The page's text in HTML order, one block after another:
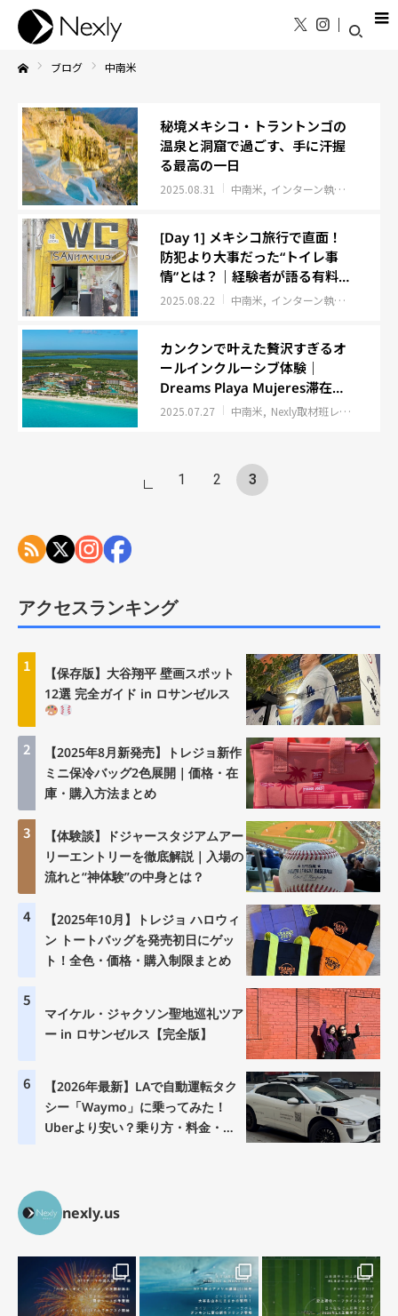
ブログ 中南米
秘境メキシコ・トラントンゴの
温泉と洞窟で過ごす、手に汗握
る最高の一日
2025.08.31 中南米 インターン執筆記事
[Day 1] メキシコ旅行で直面！
防犯より大事だった“トイレ事
情”とは？｜経験者が語る有料・
紙なしの実態
2025.08.22 中南米 インターン執筆記事
カンクンで叶えた贅沢すぎるオ
ールインクルーシブ体験｜
Dreams Playa Mujeres滞在レ
ポ（更新：2025年8月25日）
2025.07.27 中南米 Nexly取材班レポート
1 2 3
アクセスランキング
1
【保存版】大谷翔平 壁画スポット
12選 完全ガイド in ロサンゼルス
2
【2025年8月新発売】トレジョ新作
ミニ保冷バッグ2色展開｜価格・在
庫・購入方法まとめ
3
【体験談】ドジャースタジアムアー
リーエントリーを徹底解説｜入場の
流れと“神体験”の中身とは？
4
【2025年10月】トレジョ ハロウィ
ン トートバッグを発売初日にゲッ
ト！全色・価格・購入制限まとめ
5
マイケル・ジャクソン聖地巡礼ツア
ー in ロサンゼルス【完全版】
6
【2026年最新】LAで自動運転タク
シー「Waymo」に乗ってみた！
Uberより安い？乗り方・料金・注
nexly.us